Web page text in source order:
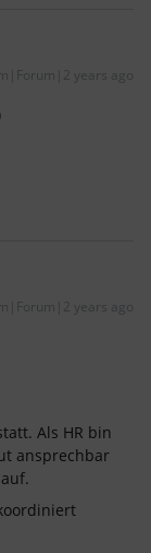
years ago
years ago
Als HR bin
ansprechbar